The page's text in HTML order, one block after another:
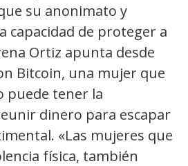
su anonimato y
capacidad de proteger a
Ortiz apunta desde
Bitcoin, una mujer que
puede tener la
dinero para escapar
«Las mujeres que
física, también